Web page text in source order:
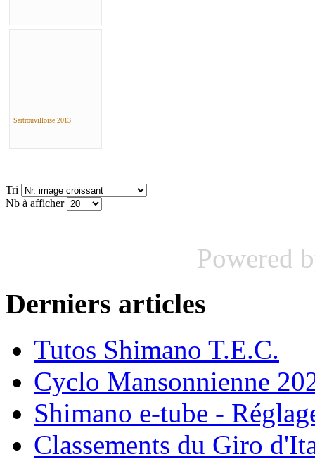
Sartrouvilloise 2013
Tri
Nb à afficher
Powered
Derniers articles
Tutos Shimano T.E.C.
Cyclo Mansonnienne
Shimano e-tube -
Classements du Giro